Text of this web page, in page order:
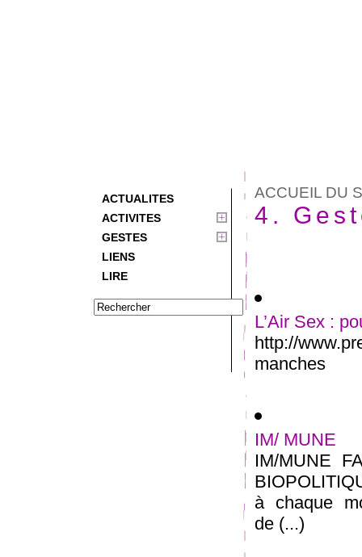
ACTUALITES
ACTIVITES
GESTES
LIENS
LIRE
ACCUEIL DU
4.
L’Air Sex :
http://
manches
IM/ MUNE
IM/MUNE
à chaque
de (...)